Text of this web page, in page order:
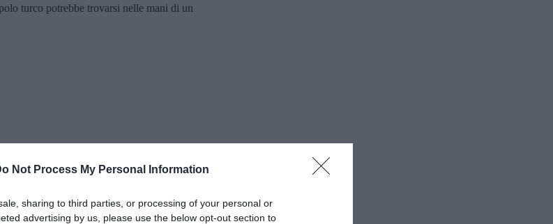
Not Process My Personal Information
sharing to third parties, or processing of your personal or
advertising by us, please use the below opt-out section to
turco potrebbe trovarsi nelle mani di un